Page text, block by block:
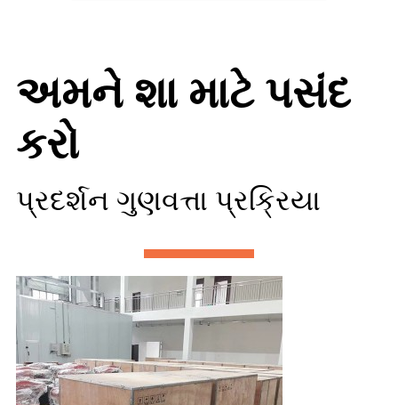
અમને શા માટે પસંદ
કરો
પ્રદર્શન ગુણવત્તા પ્રક્રિયા